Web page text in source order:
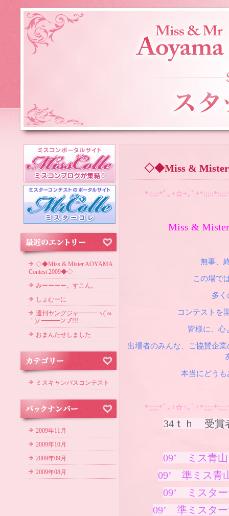
◇◆Miss & Mister
*:;;;:*ﾟ｡+☆+｡ﾟ
Miss &
無事、
この場で
多く
コンテストを
皆様に、心
出場者のみんな、ご協賛企
本当にどう
*:;;;:*ﾟ｡+☆+｡ﾟ
34ｔｈ 受賞
09’ ミス青
09’ 準ミス青
09’ ミスタ
09’ 準ミスタ
◇◆Miss & Mister AOYAMA
Contest 2009◆◇
みーーーー。すこん。
しょむーに
週刊ヤングジャ━━━ヽ(´ω
｀)ﾉ ━━━ンプ!!!
おまんたせしました
ミスキャンパスコンテスト
2009年11月
2009年10月
2009年09月
2009年08月